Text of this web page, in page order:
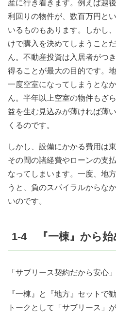
産に行き着きます。例えば越後
利回りの物件が、数百万円と
いるものもあります。しかし
けで購入を決めてしまうこと
ん。不動産投資は入居者がつ
得ることが最大の目的です。
一度空室になってしまうとな
ん。半年以上空室の物件もざ
益を生む見込みが薄ければ薄
くるのです。
しかし、設備にかかる費用は
その間の諸経費やローンの支
なってしまいます。一度、地
うと、負のスパイラルからな
いのです。
1-4 『一棟』から始
「サブリース契約だから安心
『一棟』と『地方』セットで
トークとして「サブリース」